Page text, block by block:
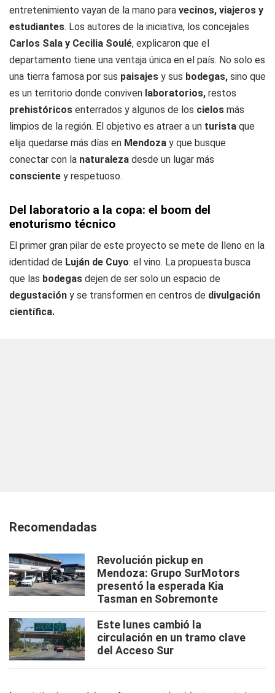
entretenimiento vayan de la mano para vecinos, viajeros y
estudiantes. Los autores de la iniciativa, los concejales
Carlos Sala y Cecilia Soulé, explicaron que el
departamento tiene una ventaja única en el país. No solo es
una tierra famosa por sus paisajes y sus bodegas, sino que
es un territorio donde conviven laboratorios, restos
prehistóricos enterrados y algunos de los cielos más
limpios de la región. El objetivo es atraer a un turista que
elija quedarse más días en Mendoza y que busque
conectar con la naturaleza desde un lugar más
consciente y respetuoso.
Del laboratorio a la copa: el boom del
enoturismo técnico
El primer gran pilar de este proyecto se mete de lleno en la
identidad de Luján de Cuyo: el vino. La propuesta busca
que las bodegas dejen de ser solo un espacio de
degustación y se transformen en centros de divulgación
científica.
Recomendadas
Revolución pickup en
Mendoza: Grupo SurMotors
presentó la esperada Kia
Tasman en Sobremonte
Este lunes cambió la
circulación en un tramo clave
del Acceso Sur